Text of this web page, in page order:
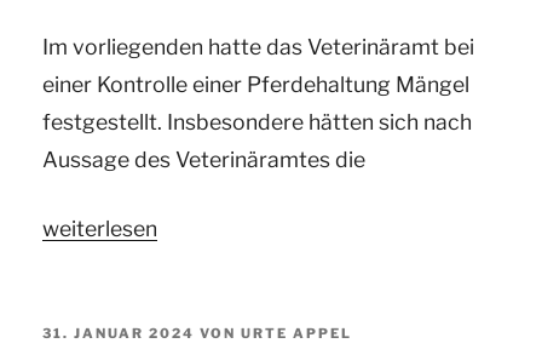
beim
Berittvertrag“
Im vorliegenden hatte das Veterinäramt bei
einer Kontrolle einer Pferdehaltung Mängel
festgestellt. Insbesondere hätten sich nach
Aussage des Veterinäramtes die
„Ihr
Pferde
weiterlesen
VERÖFFENTLICHT
31. JANUAR 2024 VONURTE APPEL